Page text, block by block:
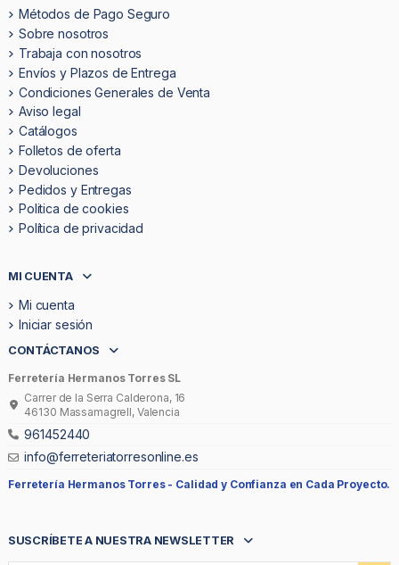
Métodos de Pago Seguro
Sobre nosotros
Trabaja con nosotros
Envíos y Plazos de Entrega
Condiciones Generales de Venta
Aviso legal
Catálogos
Folletos de oferta
Devoluciones
Pedidos y Entregas
Politica de cookies
Política de privacidad
MI CUENTA
Mi cuenta
Iniciar sesión
CONTÁCTANOS
Ferretería Hermanos Torres SL
Carrer de la Serra Calderona, 16
46130 Massamagrell, Valencia
961452440
info@ferreteriatorresonline.es
Ferretería Hermanos Torres - Calidad y Confianza en Cada Proyecto.
SUSCRÍBETE A NUESTRA NEWSLETTER